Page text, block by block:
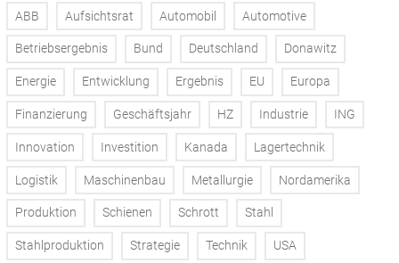
ABB Aufsichtsrat Automobil Automotive
Betriebsergebnis Bund Deutschland Donawitz
Energie Entwicklung Ergebnis EU Europa
Finanzierung Geschäftsjahr HZ Industrie ING
Innovation Investition Kanada Lagertechnik
Logistik Maschinenbau Metallurgie Nordamerika
Produktion Schienen Schrott Stahl
Stahlproduktion Strategie Technik USA